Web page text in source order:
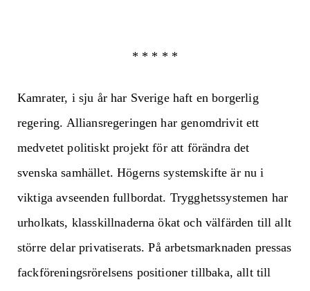
* * * * *
Kamrater, i sju år har Sverige haft en borgerlig
regering. Alliansregeringen har genomdrivit ett
medvetet politiskt projekt för att förändra det
svenska samhället. Högerns systemskifte är nu i
viktiga avseenden fullbordat. Trygghetssystemen har
urholkats, klasskillnaderna ökat och välfärden till allt
större delar privatiserats. På arbetsmarknaden pressas
fackföreningsrörelsens positioner tillbaka, allt till